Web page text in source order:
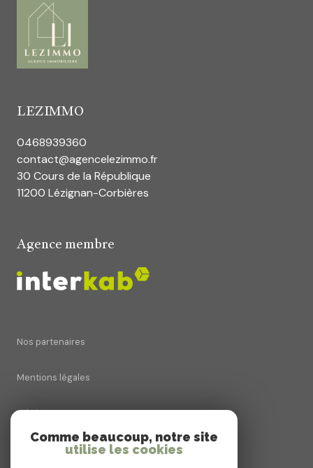
LEZIMMO
0468939360
contact@agencelezimmo.fr
30 Cours de la République
11200 Lézignan-Corbières
Agence membre
Nos partenaires
Mentions légales
Admin
Nos honoraires
Comme beaucoup, notre site
utilise les cookies